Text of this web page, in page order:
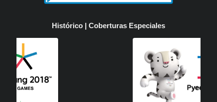
Histórico | Coberturas Especiales